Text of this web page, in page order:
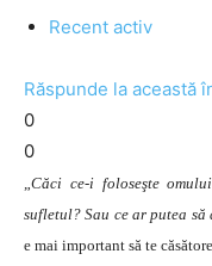
Recent activ
Răspunde la această
0
0
„Căci ce-i foloseşte
sufletul? Sau ce ar putea
e mai important să te